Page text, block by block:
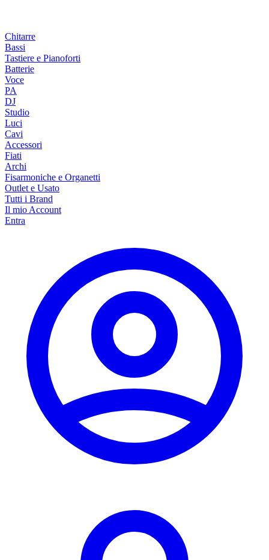
Chitarre
Bassi
Tastiere e Pianoforti
Batterie
Voce
PA
DJ
Studio
Luci
Cavi
Accessori
Fiati
Archi
Fisarmoniche e Organetti
Outlet e Usato
Tutti i Brand
Il mio Account
Entra